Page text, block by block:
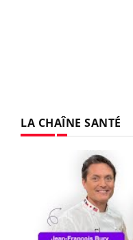
LA CHAÎNE SANTÉ